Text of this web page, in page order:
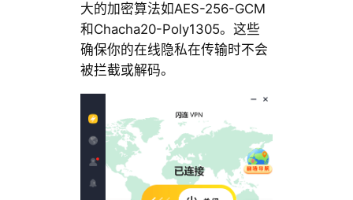
大的加密算法如AES-256-GCM
和Chacha20-Poly1305。这些
确保你的在线隐私在传输时不会
被拦截或解码。